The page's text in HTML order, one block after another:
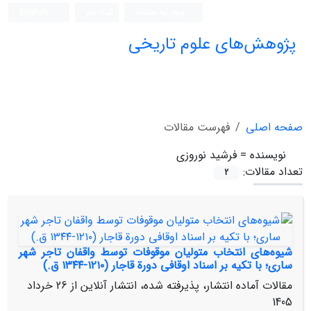
پژوهش‌های علوم تاریخی
صفحه اصلی
فهرست مقالات
نویسنده = فرشید نوروزی
تعداد مقالات:
2
شیوه‌های انتخاب متولیان موقوفات توسط واقفان تاجر شهر
ساری؛ با تکیه بر اسناد اوقافی دورة قاجار (۱۲۱۰-۱۳۴۴ ق.)
مقالات آماده انتشار، پذیرفته شده، انتشار آنلاین از
26 خرداد
1405